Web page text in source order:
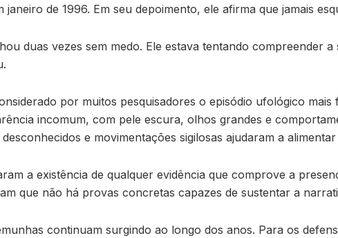
janeiro de 1996. Em seu depoimento, ele afirma que jamais
duas vezes sem medo. Ele estava tentando compreender
por muitos pesquisadores o episódio ufológico
incomum, com pele escura, olhos grandes e
e movimentações sigilosas ajudaram a
a existência de qualquer evidência que comprove a
que não há provas concretas capazes de sustentar a
continuam surgindo ao longo dos anos. Para os